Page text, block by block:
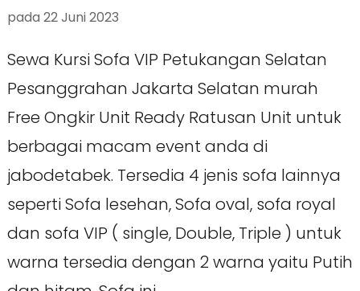
pada 22 Juni 2023
Sewa Kursi Sofa VIP Petukangan Selatan
Pesanggrahan Jakarta Selatan murah
Free Ongkir Unit Ready Ratusan Unit untuk
berbagai macam event anda di
jabodetabek. Tersedia 4 jenis sofa lainnya
seperti Sofa lesehan, Sofa oval, sofa royal
dan sofa VIP ( single, Double, Triple ) untuk
warna tersedia dengan 2 warna yaitu Putih